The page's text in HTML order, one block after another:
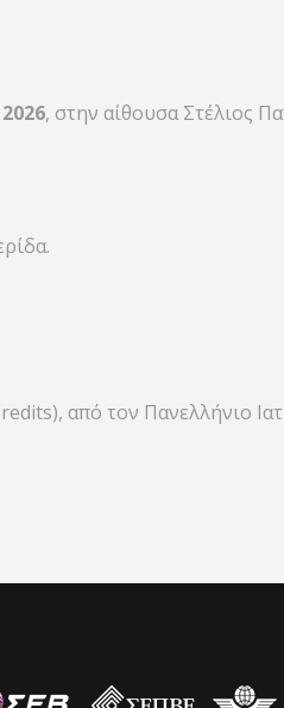
, στην αίθουσα Στέλιος
από τον Πανελλήνιο